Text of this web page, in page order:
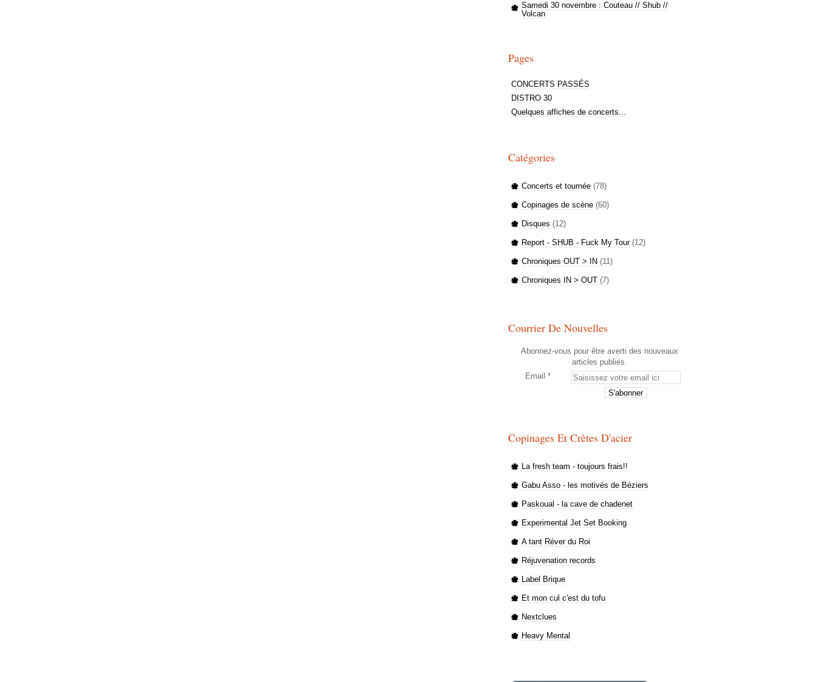
Samedi 30 novembre : Couteau // Shub //
Volcan
Pages
CONCERTS PASSÉS
DISTRO 30
Quelques affiches de concerts...
Catégories
Concerts et tournée (78)
Copinages de scène (60)
Disques (12)
Report - SHUB - Fuck My Tour(12)
Chroniques OUT > IN (11)
Chroniques IN > OUT (7)
Courrier De Nouvelles
Abonnez-vous pour être averti des nouveaux
articles publiés.
Email
Copinages Et Crètes D'acier
La fresh team - toujours frais!!
Gabu Asso - les motivés de Béziers
Paskoual - la cave de chadenet
Experimental Jet Set Booking
A tant Réver du Roi
Réjuvenation records
Label Brique
Et mon cul c'est du tofu
Nextclues
Heavy Mental